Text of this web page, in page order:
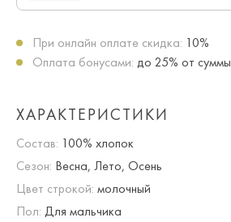
При онлайн оплате скидка: 10%
Оплата бонусами: до 25% от суммы
ХАРАКТЕРИСТИКИ
Состав: 100% хлопок
Сезон: Весна, Лето, Осень
Цвет строкой: молочный
Пол: Для мальчика